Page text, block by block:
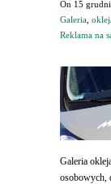
On 15
Galeria
Reklama na
Galeria
osobowych,